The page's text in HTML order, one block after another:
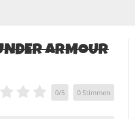
ARMOUR
0/5 0Stimmen